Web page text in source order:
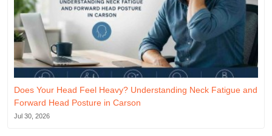
Does Your Head Feel Heavy? Understanding Neck Fatigue and
Forward Head Posture in Carson
Jul 30, 2026